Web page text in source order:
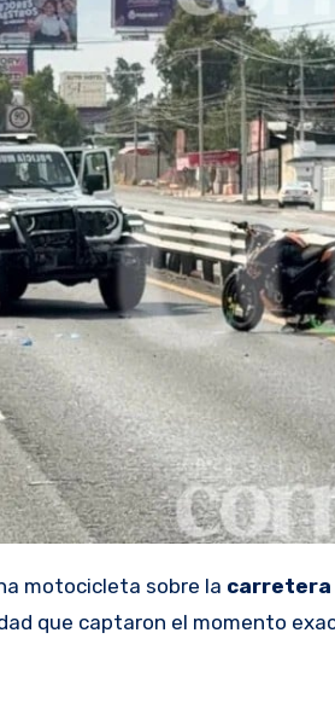
motocicleta sobre la carretera
que captaron el momento